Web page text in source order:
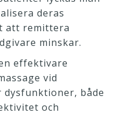
deras
att remittera
minskar.
effektivare
vid
dysfunktioner, både
och